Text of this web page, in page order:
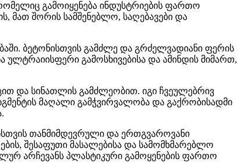
გამოიყენება ინდუსტრიების ფართო
მათ შორის სამშენებლო, საღებავები და
ბეტონისთვის გამძლე და გრძელვადიანი ფერის
ულტრაიისფერი გამოსხივებისა და ამინდის მიმართ,
და სინათლის გამძლეობით. იგი ჩვეულებრივ
მაღალი გამჭვირვალობა და გაქრობისადმი
თანმიმდევრული და ერთგვაროვანი
შესაფუთი მასალებისა და სამომხმარებლო
არჩევანს პლასტიკური გამოყენების ფართო